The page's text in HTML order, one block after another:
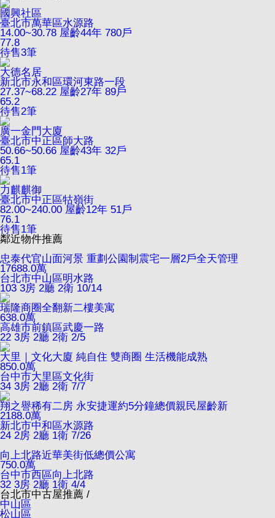
國興社區
臺北市萬華區水源路
14.00~30.78 屋齡44年 780戶
77.8
待售3筆
大德名居
新北市永和區環河東路一段
27.37~68.22 屋齡27年 89戶
65.2
待售2筆
廣一金門大廈
臺北市中正區師大路
50.66~50.66 屋齡43年 32戶
65.1
待售1筆
力麒麒御
臺北市中正區牯嶺街
82.00~240.00 屋齡12年 51戶
76.1
待售1筆
鄰近物件推薦
忠泰代官山面河景 重劃公園制震宅一層2戶全天管理
17688.0萬
台北市中山區明水路
103 3房 2廳 2衛 10/14
瑞隆商圈全翻新二樓美寓
638.0萬
高雄市前鎮區武慶一路
22 3房 2廳 2衛 2/5
大里｜文化大廈 純自住 雙商圈 生活機能成熟
850.0萬
台中市大里區文化街
34 3房 2廳 2衛 7/7
翔之譽稀有二房 永安捷運約5分鐘總價親民屋齡新
2188.0萬
新北市中和區水源路
24 2房 2廳 1衛 7/26
向上北路近華美街低總價公寓
750.0萬
台中市西區向上北路
32 3房 2廳 1衛 4/4
台北市中古屋推薦 /
中山區
松山區